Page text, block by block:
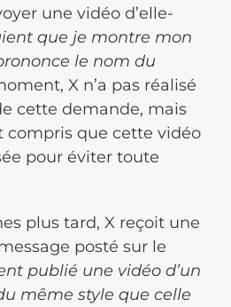
une vidéo d’elle-
que je montre mon
le nom du
X n’a pas réalisé
cette demande, mais
compris que cette vidéo
pour éviter toute
plus tard, X reçoit une
posté sur le
publié une vidéo d’un
même style que celle